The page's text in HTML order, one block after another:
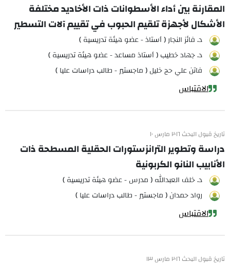
المقارنة بين أداء الأسطوانات ذات الأخاديد مختلفة
الأشكال لأجهزة تلقيم الحبوب في تقييم آلات التسطير
د. فائز النجار ( أستاذ - عضو هيئة تدريسية )
د. جهاد خطيب ( أستاذ مساعد - عضو هيئة تدريسية )
فاتن علي حج خليل ( ماجستير - طالب دراسات عليا )
الاقتباس
تاريخ قبول البحث ٢٠١٦ مارس ١٠
دراسة وتطوير الترانزستورات الحقلية المسطحة ذات
الأنابيب النانو الكربونية
د. خلف العبدالله ( مدرس - عضو هيئة تدريسية )
رواد حمدان ( ماجستير - طالب دراسات عليا )
الاقتباس
تاريخ قبول البحث ٢٠١٦ مارس ١٣